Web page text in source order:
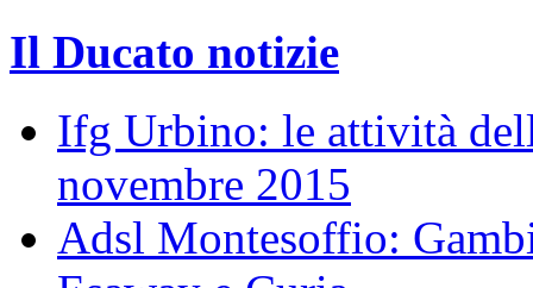
Il Ducato notizie
Ifg Urbino: le attività
novembre 2015
Adsl Montesoffio: